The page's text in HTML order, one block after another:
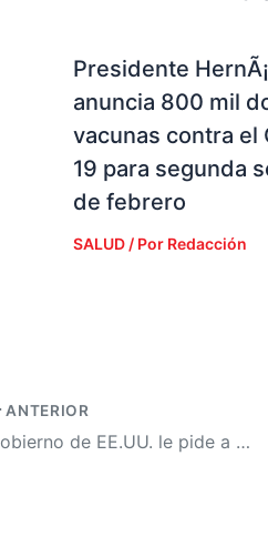
Presidente
anuncia 800 mil
vacunas contra el
19 para segunda
de febrero
SALUD / Por Redacción
ANTERIOR
Gobierno de EE.UU. le pide a Google que venda Chrome, el navegador más usado del mundo